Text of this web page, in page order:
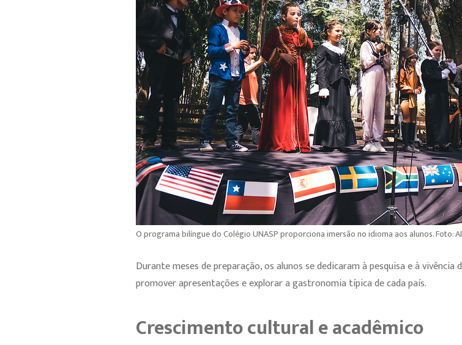
O programa bilíngue do Colégio UNASP proporciona imersão no idioma aos alunos. Foto:
Durante meses de preparação, os alunos se dedicaram à pesquisa e à
promover apresentações e explorar a gastronomia típica de cada país.
Crescimento cultural e acadêmico